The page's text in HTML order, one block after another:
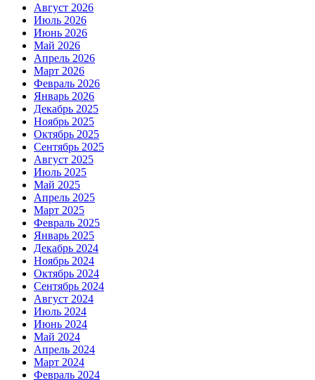
Август 2026
Июль 2026
Июнь 2026
Май 2026
Апрель 2026
Март 2026
Февраль 2026
Январь 2026
Декабрь 2025
Ноябрь 2025
Октябрь 2025
Сентябрь 2025
Август 2025
Июль 2025
Май 2025
Апрель 2025
Март 2025
Февраль 2025
Январь 2025
Декабрь 2024
Ноябрь 2024
Октябрь 2024
Сентябрь 2024
Август 2024
Июль 2024
Июнь 2024
Май 2024
Апрель 2024
Март 2024
Февраль 2024